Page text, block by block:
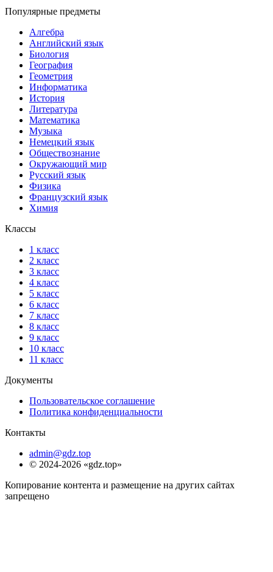
Популярные предметы
Алгебра
Английский язык
Биология
География
Геометрия
Информатика
История
Литература
Математика
Музыка
Немецкий язык
Обществознание
Окружающий мир
Русский язык
Физика
Французский язык
Химия
Классы
1 класс
2 класс
3 класс
4 класс
5 класс
6 класс
7 класс
8 класс
9 класс
10 класс
11 класс
Документы
Пользовательское соглашение
Политика конфиденциальности
Контакты
admin@gdz.top
© 2024-2026 «gdz.top»
Копирование контента и размещение на других сайтах
запрещено